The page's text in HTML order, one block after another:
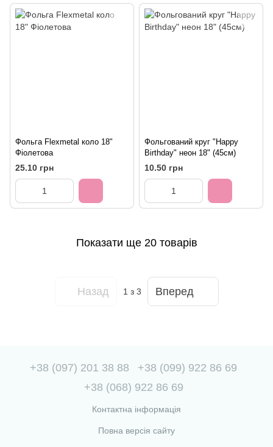
Фольга Flexmetal коло 18"
Фіолетова
25.10 грн
Фольгований круг "Happy
Birthday" неон 18" (45см)
10.50 грн
Показати ще 20 товарів
Назад 1 з 3 Вперед
+38 (097) 201 38 88
+38 (099) 922 86 69
+38 (068) 922 86 69
Контактна інформація
Повна версія сайту